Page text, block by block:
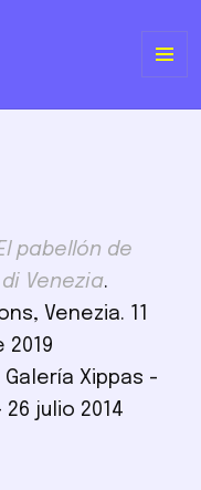
pabellón de
Venezia.
Venezia. 11
2019
Galería Xippas -
26 julio 2014